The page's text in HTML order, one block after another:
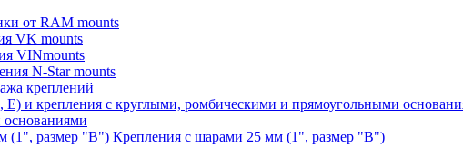
от RAM mounts
VK mounts
VINmounts
N-Star mounts
креплений
Крепления с шарами 25 мм (1", размер "B")